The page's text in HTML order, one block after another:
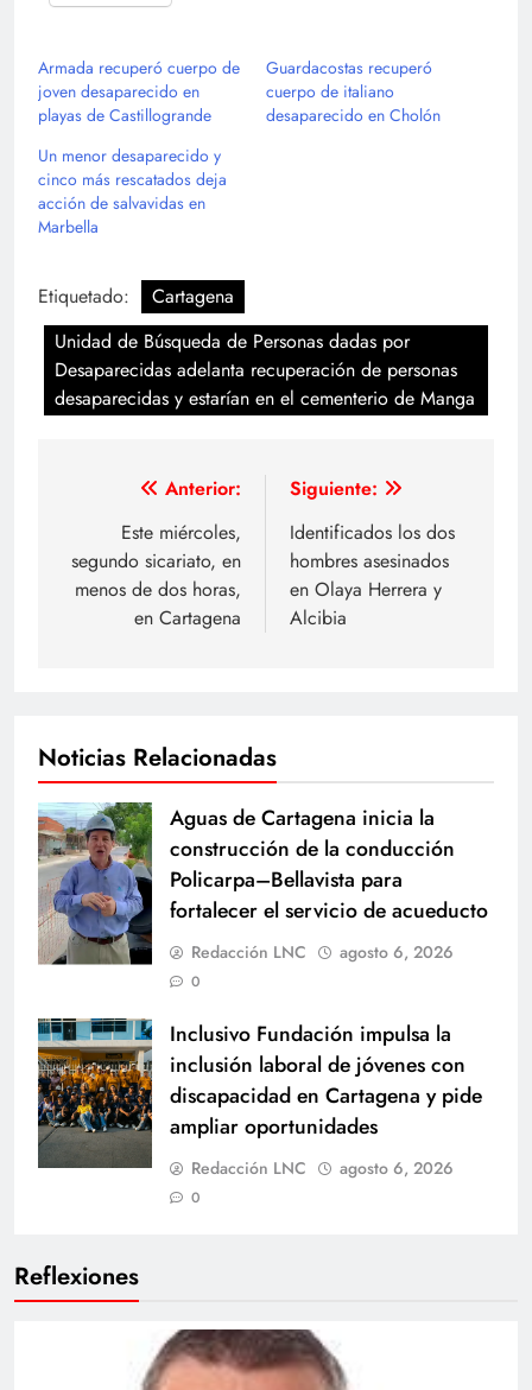
Reflexiones
Armada recuperó cuerpo de
joven desaparecido en
playas de Castillogrande
Guardacostas recuperó
cuerpo de italiano
desaparecido en Cholón
Un menor desaparecido y
cinco más rescatados deja
acción de salvavidas en
Marbella
Etiquetado:
Cartagena
Unidad de Búsqueda de Personas dadas por
Desaparecidas adelanta recuperación de personas
desaparecidas y estarían en el cementerio de Manga
Navegación
entradas
Anterior:
Este miércoles,
segundo sicariato, en
menos de dos horas,
en Cartagena
Siguiente:
Identificados los dos
hombres asesinados
en Olaya Herrera y
Alcibia
Noticias Relacionadas
Aguas de Cartagena inicia la
construcción de la conducción
Policarpa–Bellavista para
fortalecer el servicio de acueducto
Redacción LNC agosto 6, 2026
0
Inclusivo Fundación impulsa la
inclusión laboral de jóvenes con
discapacidad en Cartagena y pide
ampliar oportunidades
Redacción LNC agosto 6, 2026
0